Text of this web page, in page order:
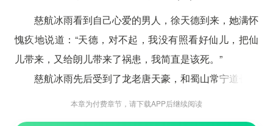
慈航冰雨看到自己心爱的男人，徐天德到来，她满怀
愧疚地说道：“天德，对不起，我没有照看好仙儿，把仙
儿带来，又给朗儿带来了祸患，我简直是该死。”
慈航冰雨先后受到了龙老唐天豪，和蜀山常宁道长的
联合袭击，她身受重伤，身子十分虚弱，又是为了救自己
本章为付费章节，请下载APP后继续阅读